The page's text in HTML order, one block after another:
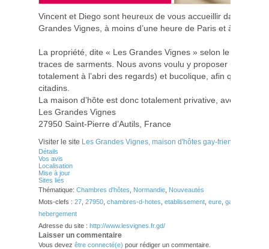
Vincent et Diego sont heureux de vous accueillir dans le
Grandes Vignes, à moins d’une heure de Paris et à
La propriété, dite « Les Grandes Vignes » selon le plan
traces de sarments. Nous avons voulu y proposer un cadre
totalement à l’abri des regards) et bucolique, afin que
citadins.
La maison d’hôte est donc totalement privative, avec une
Les Grandes Vignes
27950 Saint-Pierre d’Autils, France
Visiter le site Les Grandes Vignes, maison d'hôtes gay-friendly –
Détails
Vos avis
Localisation
Mise à jour
Sites liés
Thématique: Chambres d'hôtes Normandie Nouveautés
Mots-clefs : 27 27950 chambres-d-hotes etablissement eure gay-friendly
hebergement
Adresse du site : http://www.lesvignes.fr.gd/
Laisser un commentaire
Vous devez être connecté(e) pour rédiger un commentaire.